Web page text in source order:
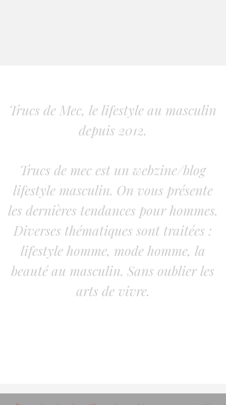
Trucs de Mec, le lifestyle au masculin
depuis 2012.
Trucs de mec est un webzine/blog
lifestyle masculin. On vous présente
les dernières tendances pour hommes.
Diverses thématiques sont traitées :
lifestyle homme, mode homme, la
beauté au masculin. Sans oublier les
arts de vivre.